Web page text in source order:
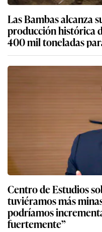
Las Bambas alcanza
producción histórica
400 mil toneladas
Centro de Estudios
tuviéramos más minas
podríamos
fuertemente”